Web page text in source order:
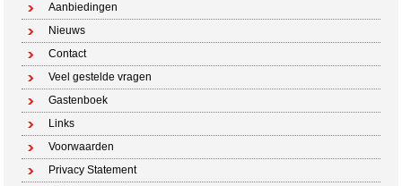
Aanbiedingen
Nieuws
Contact
Veel gestelde vragen
Gastenboek
Links
Voorwaarden
Privacy Statement